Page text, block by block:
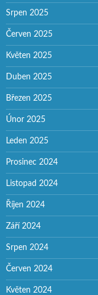
Srpen 2025
Červen 2025
Květen 2025
Duben 2025
Březen 2025
Únor 2025
Leden 2025
Prosinec 2024
Listopad 2024
Říjen 2024
Září 2024
Srpen 2024
Červen 2024
Květen 2024